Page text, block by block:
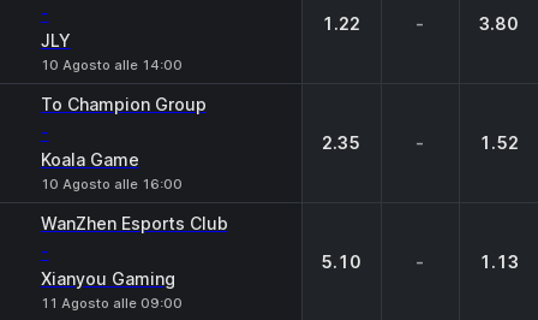
-
JLY
10 Agosto alle 14:00
1.22 - 3.80
To Champion Group
-
Koala Game
10 Agosto alle 16:00
2.35 - 1.52
WanZhen Esports Club
-
Xianyou Gaming
11 Agosto alle 09:00
5.10 - 1.13